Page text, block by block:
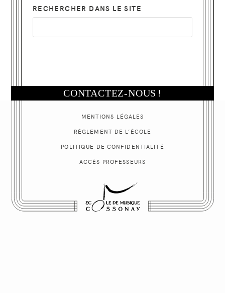
RECHERCHER DANS LE SITE
CONTACTEZ-NOUS !
MENTIONS LÉGALES
RÈGLEMENT DE L’ÉCOLE
POLITIQUE DE CONFIDENTIALITÉ
ACCÈS PROFESSEURS